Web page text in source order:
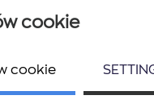
cookie
cookie